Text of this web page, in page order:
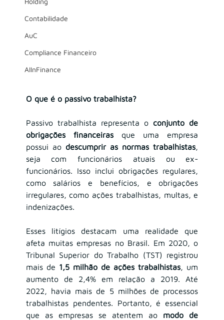
Contabilidade
AuC
Compliance Financeiro
AIInFinance
O que é o passivo trabalhista?
Passivo trabalhista representa o conjunto de
obrigações financeiras que uma empresa
possui ao descumprir as normas trabalhistas,
seja com funcionários atuais ou ex-
funcionários. Isso inclui obrigações regulares,
como salários e benefícios, e obrigações
irregulares, como ações trabalhistas, multas, e
indenizações.
Esses litígios destacam uma realidade que
afeta muitas empresas no Brasil. Em 2020, o
Tribunal Superior do Trabalho (TST) registrou
mais de 1,5 milhão de ações trabalhistas, um
aumento de 2,4% em relação a 2019. Até
2022, havia mais de 5 milhões de processos
trabalhistas pendentes. Portanto, é essencial
que as empresas se atentem ao modo de